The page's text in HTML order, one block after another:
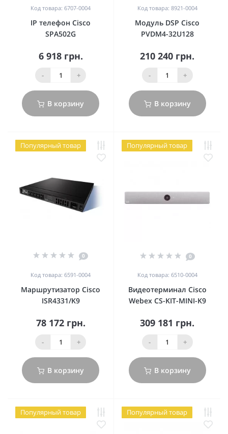
Код товара: 6707-0004
IP телефон Cisco
SPA502G
6 918 грн.
- +
В корзину
Код товара: 8921-0004
Модуль DSP Cisco
PVDM4-32U128
210 240 грн.
- +
В корзину
Популярный товар
0
Код товара: 6591-0004
Маршрутизатор Cisco
ISR4331/K9
78 172 грн.
- +
В корзину
Популярный товар
0
Код товара: 6510-0004
Видеотерминал Cisco
Webex CS-KIT-MINI-K9
309 181 грн.
- +
В корзину
Популярный товар Популярный товар